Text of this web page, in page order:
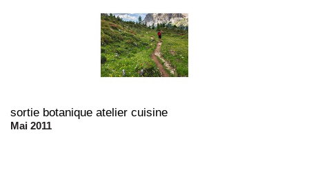
sortie botanique atelier cuisine
Mai 2011